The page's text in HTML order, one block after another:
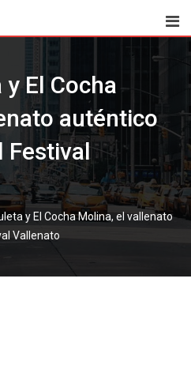
El Cocha
auténtico
Festival
y El Cocha Molina, el vallenato
Vallenato